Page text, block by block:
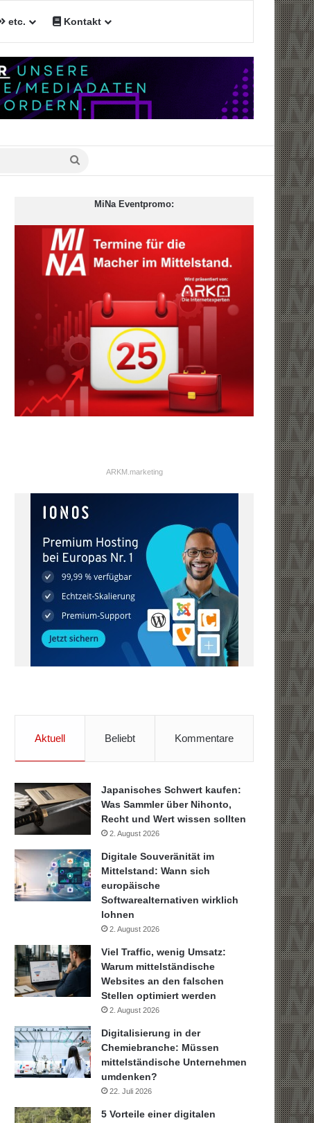
etc. Kontakt
MiNa Eventpromo:
ARKM.marketing
Aktuell Beliebt Kommentare
Japanisches Schwert kaufen:
Was Sammler über Nihonto,
Recht und Wert wissen sollten
2. August 2026
Digitale Souveränität im
Mittelstand: Wann sich
europäische
Softwarealternativen wirklich
lohnen
2. August 2026
Viel Traffic, wenig Umsatz:
Warum mittelständische
Websites an den falschen
Stellen optimiert werden
2. August 2026
Digitalisierung in der
Chemiebranche: Müssen
mittelständische Unternehmen
umdenken?
22. Juli 2026
5 Vorteile einer digitalen